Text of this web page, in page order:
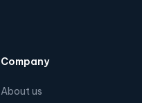
Company
About us